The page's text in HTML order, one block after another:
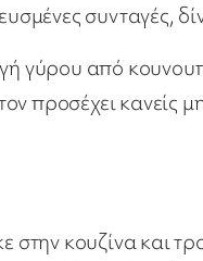
συνταγές,
γύρου από
προσέχει
κουζίνα και